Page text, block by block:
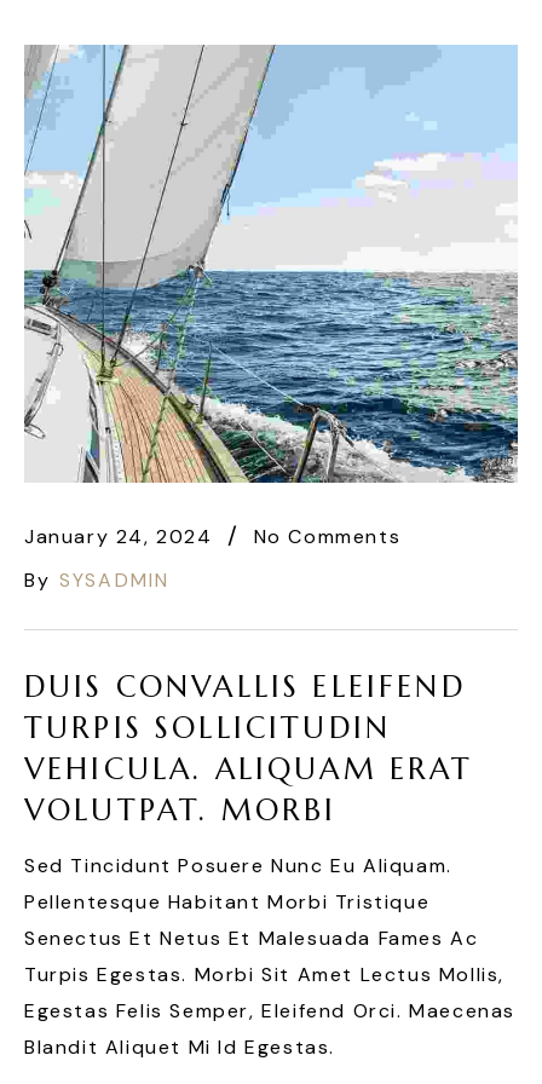
January 24, 2024
No Comments
By SYSADMIN
DUIS CONVALLIS ELEIFEND
TURPIS SOLLICITUDIN
VEHICULA. ALIQUAM ERAT
VOLUTPAT. MORBI
Sed Tincidunt Posuere Nunc Eu Aliquam.
Pellentesque Habitant Morbi Tristique
Senectus Et Netus Et Malesuada Fames Ac
Turpis Egestas. Morbi Sit Amet Lectus Mollis,
Egestas Felis Semper, Eleifend Orci. Maecenas
Blandit Aliquet Mi Id Egestas.